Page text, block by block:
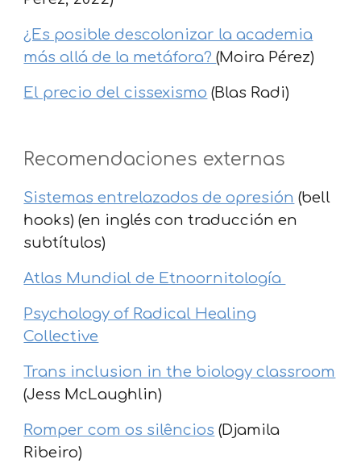
¿Es posible descolonizar la academia
más allá de la metáfora?(Moira Pérez)
El precio del cissexismo (Blas Radi)
Recomendaciones externas
Sistemas entrelazados de opresión (bell
hooks) (en inglés con traducción en
subtítulos)
Atlas Mundial de Etnoornitología
Psychology of Radical Healing
Collective
Trans inclusion in the biology classroom
(Jess McLaughlin)
Romper com os silêncios (Djamila
Ribeiro)